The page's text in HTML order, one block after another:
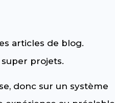
articles de blog.
projets.
donc sur un système